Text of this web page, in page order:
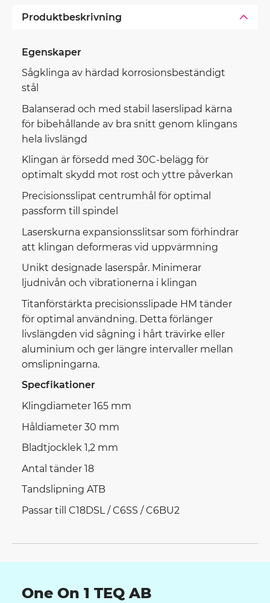
Produktbeskrivning
Egenskaper
Sågklinga av härdad korrosionsbeständigt
stål
Balanserad och med stabil laserslipad kärna
för bibehållande av bra snitt genom klingans
hela livslängd
Klingan är försedd med 30C-belägg för
optimalt skydd mot rost och yttre påverkan
Precisionsslipat centrumhål för optimal
passform till spindel
Laserskurna expansionsslitsar som förhindrar
att klingan deformeras vid uppvärmning
Unikt designade laserspår. Minimerar
ljudnivån och vibrationerna i klingan
Titanförstärkta precisionsslipade HM tänder
för optimal användning. Detta förlänger
livslängden vid sågning i hårt trävirke eller
aluminium och ger längre intervaller mellan
omslipningarna.
Specfikationer
Klingdiameter 165 mm
Håldiameter 30 mm
Bladtjocklek 1,2 mm
Antal tänder 18
Tandslipning ATB
Passar till C18DSL / C6SS / C6BU2
One On 1 TEQ AB